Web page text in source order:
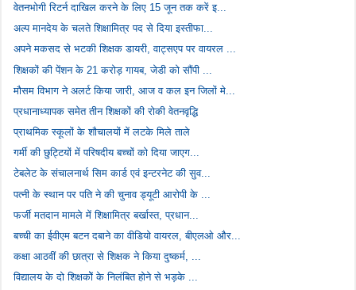
वेतनभोगी रिटर्न दाखिल करने के लिए 15 जून तक करें इ...
अल्प मानदेय के चलते शिक्षामित्र पद से दिया इस्तीफा...
अपने मकसद से भटकी शिक्षक डायरी, वाट्सएप पर वायरल ...
शिक्षकों की पेंशन के 21 करोड़ गायब, जेडी को सौंपी ...
मौसम विभाग ने अलर्ट किया जारी, आज व कल इन जिलों मे...
प्रधानाध्यापक समेत तीन शिक्षकों की रोकी वेतनवृद्धि
प्राथमिक स्कूलों के शौचालयों में लटके मिले ताले
गर्मी की छुट्टियों में परिषदीय बच्चों को दिया जाएग...
टेबलेट के संचालनार्थ सिम कार्ड एवं इन्टरनेट की सुव...
पत्नी के स्थान पर पति ने की चुनाव ड्यूटी आरोपी के ...
फर्जी मतदान मामले में शिक्षामित्र बर्खास्त, प्रधान...
बच्ची का ईवीएम बटन दबाने का वीडियो वायरल, बीएलओ और...
कक्षा आठवीं की छात्रा से शिक्षक ने किया दुष्कर्म, ...
विद्यालय के दो शिक्षकोें के निलंबित होने से भड़के ...